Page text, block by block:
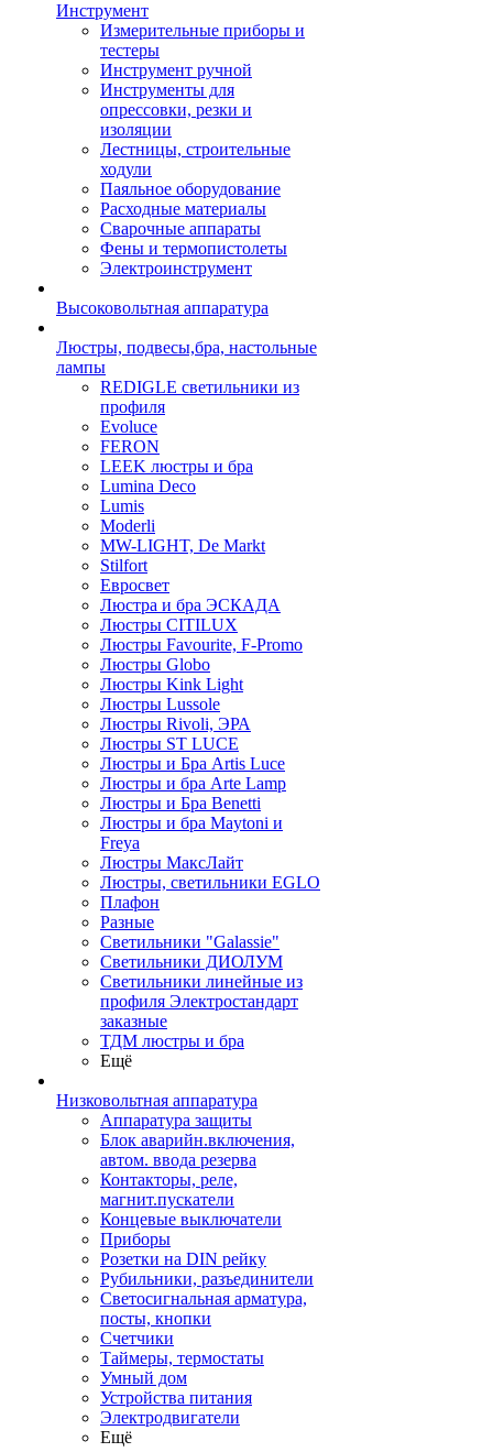
Инструмент
Измерительные приборы и
тестеры
Инструмент ручной
Инструменты для
опрессовки, резки и
изоляции
Лестницы, строительные
ходули
Паяльное оборудование
Расходные материалы
Сварочные аппараты
Фены и термопистолеты
Электроинструмент
Высоковольтная аппаратура
Люстры, подвесы,бра, настольные
лампы
REDIGLE светильники из
профиля
Evoluce
FERON
LEEK люстры и бра
Lumina Deco
Lumis
Moderli
MW-LIGHT, De Markt
Stilfort
Евросвет
Люстра и бра ЭСКАДА
Люстры CITILUX
Люстры Favourite, F-Promo
Люстры Globo
Люстры Kink Light
Люстры Lussole
Люстры Rivoli, ЭРА
Люстры ST LUCE
Люстры и Бра Artis Luce
Люстры и бра Arte Lamp
Люстры и Бра Benetti
Люстры и бра Maytoni и
Freya
Люстры МаксЛайт
Люстры, светильники EGLO
Плафон
Разные
Светильники "Galassie"
Светильники ДИОЛУМ
Светильники линейные из
профиля Электростандарт
заказные
ТДМ люстры и бра
Ещё
Низковольтная аппаратура
Аппаратура защиты
Блок аварийн.включения,
автом. ввода резерва
Контакторы, реле,
магнит.пускатели
Концевые выключатели
Приборы
Розетки на DIN рейку
Рубильники, разъединители
Светосигнальная арматура,
посты, кнопки
Счетчики
Таймеры, термостаты
Умный дом
Устройства питания
Электродвигатели
Ещё